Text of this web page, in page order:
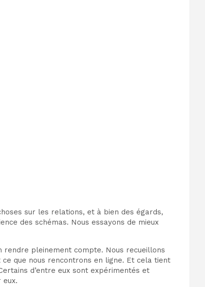
sur les relations, et à bien des égards,
des schémas. Nous essayons de mieux
rendre pleinement compte. Nous recueillons
que nous rencontrons en ligne. Et cela tient
d’entre eux sont expérimentés et
eux.